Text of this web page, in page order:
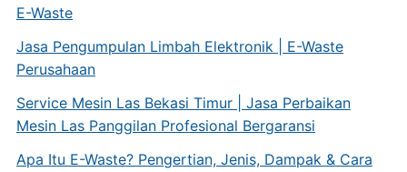
E-Waste
Jasa Pengumpulan Limbah Elektronik | E-Waste
Perusahaan
Service Mesin Las Bekasi Timur | Jasa Perbaikan
Mesin Las Panggilan Profesional Bergaransi
Apa Itu E-Waste? Pengertian, Jenis, Dampak & Cara